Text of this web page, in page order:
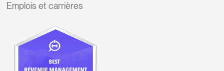
Emplois et carrières